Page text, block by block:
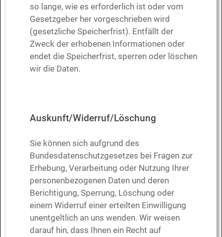
so lange, wie es erforderlich ist oder vom
Gesetzgeber her vorgeschrieben wird
(gesetzliche Speicherfrist). Entfällt der
Zweck der erhobenen Informationen oder
endet die Speicherfrist, sperren oder löschen
wir die Daten.
Auskunft/Widerruf/Löschung
Sie können sich aufgrund des
Bundesdatenschutzgesetzes bei Fragen zur
Erhebung, Verarbeitung oder Nutzung Ihrer
personenbezogenen Daten und deren
Berichtigung, Sperrung, Löschung oder
einem Widerruf einer erteilten Einwilligung
unentgeltlich an uns wenden. Wir weisen
darauf hin, dass Ihnen ein Recht auf